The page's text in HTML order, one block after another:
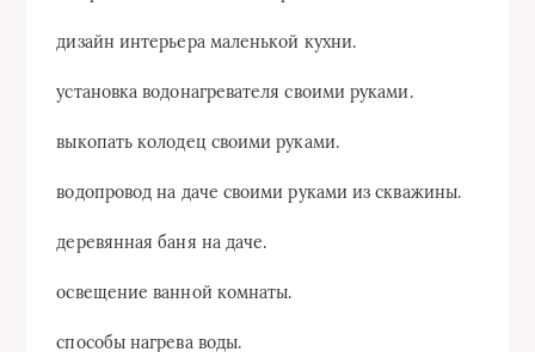
дизайн интерьера маленькой кухни.
установка водонагревателя своими руками.
выкопать колодец своими руками.
водопровод на даче своими руками из скважины.
деревянная баня на даче.
освещение ванной комнаты.
способы нагрева воды.